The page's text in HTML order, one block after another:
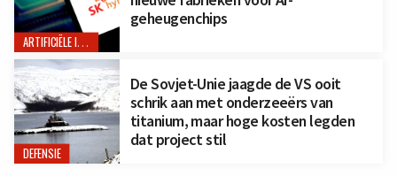
ARTIFICIËLE INTELLIGENTIE
geheugenchips
DEFENSIE
De Sovjet-Unie jaagde de VS ooit
schrik aan met onderzeeërs van
titanium, maar hoge kosten legden
dat project stil